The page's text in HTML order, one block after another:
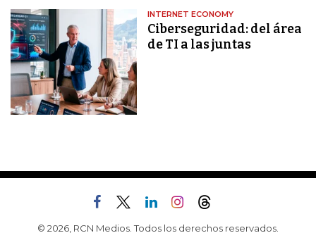
INTERNET ECONOMY
Ciberseguridad: del área
de TI a las juntas
© 2026, RCN Medios. Todos los derechos reservados.